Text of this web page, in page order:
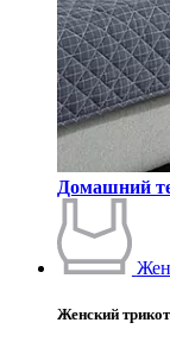
Домашний
Женский